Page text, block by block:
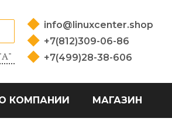
info@linuxcenter.shop
+7(812)309-06-86
+7(499)28-38-606
КОМПАНИИ МАГАЗИН